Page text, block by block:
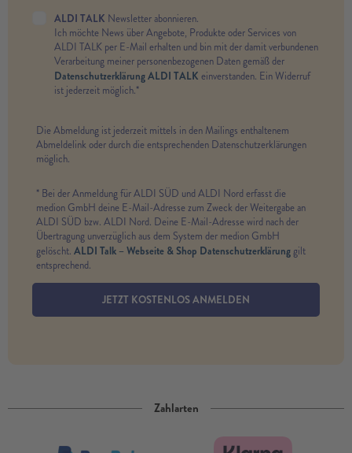
ALDI TALK Newsletter abonnieren.
Ich möchte News über Angebote, Produkte oder Services von
ALDI TALK per E-Mail erhalten und bin mit der damit verbundenen
Verarbeitung meiner personenbezogenen Daten gemäß der
Datenschutzerklärung ALDI TALK einverstanden. Ein Widerruf
ist jederzeit möglich.*
Die Abmeldung ist jederzeit mittels in den Mailings enthaltenem
Abmeldelink oder durch die entsprechenden Datenschutzerklärungen
möglich.
* Bei der Anmeldung für ALDI SÜD und ALDI Nord erfasst die
medion GmbH deine E-Mail-Adresse zum Zweck der Weitergabe an
ALDI SÜD bzw. ALDI Nord. Deine E-Mail-Adresse wird nach der
Übertragung unverzüglich aus dem System der medion GmbH
gelöscht. ALDI Talk – Webseite & Shop Datenschutzerklärunggilt
entsprechend.
JETZT KOSTENLOS ANMELDEN
Zahlarten